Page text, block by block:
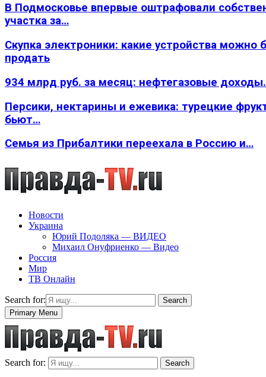
В Подмосковье впервые оштрафовали
участка за…
Скупка электроники: какие устройства можно
продать
934 млрд руб. за месяц: нефтегазовые
Персики, нектарины и ежевика: турецкие
бьют…
Семья из Прибалтики переехала в Россию и…
Новости
Украина
Юрий Подоляка — ВИДЕО
Михаил Онуфриенко — Видео
Россия
Мир
ТВ Онлайн
Search for:
Search
Primary Menu
Search for: Search